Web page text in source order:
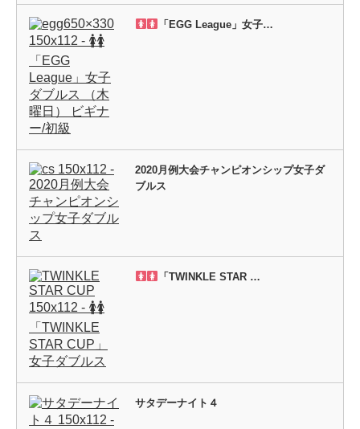
「EGG League」女子…
2020月例大会チャンピオンシップ女子ダ
ブルス
「TWINKLE STAR …
サタデーナイト４